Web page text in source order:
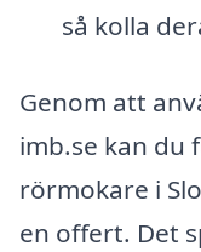
så kolla
Genom att
imb.se kan du
rörmokare i
en offert. Det